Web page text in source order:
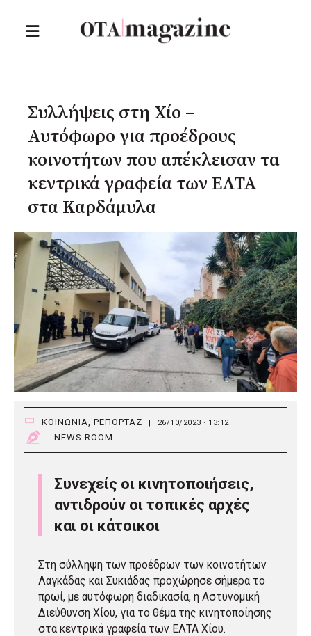
Συλλήψεις στη Χίο –
Αυτόφωρο για προέδρους
κοινοτήτων που απέκλεισαν τα
κεντρικά γραφεία των ΕΛΤΑ
στα Καρδάμυλα
ΚΟΙΝΩΝΙΑ ΡΕΠΟΡΤΑΖ | 26/10/2023 · 13:12
NEWS ROOM
Συνεχείς οι κινητοποιήσεις,
αντιδρούν οι τοπικές αρχές
και οι κάτοικοι
Στη σύλληψη των προέδρων των κοινοτήτων
Λαγκάδας και Συκιάδας προχώρησε σήμερα το
πρωί, με αυτόφωρη διαδικασία, η Αστυνομική
Διεύθυνση Χίου, για το θέμα της κινητοποίησης
στα κεντρικά γραφεία των ΕΛΤΑ Χίου.